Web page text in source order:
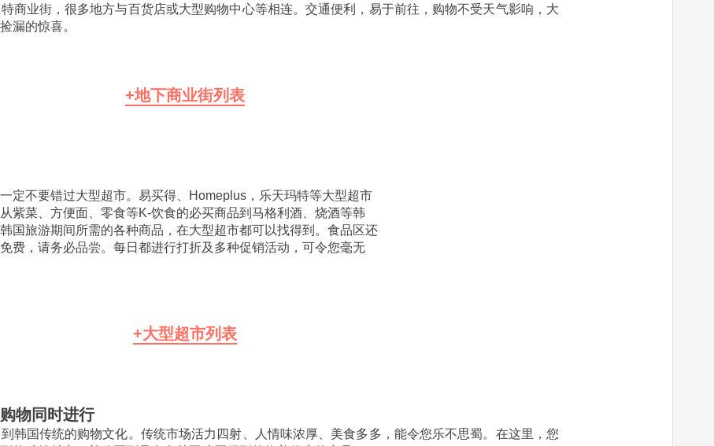
商业街，很多地方与百货店或大型购物中心等相连。交通便利，易于前往，购物不受天气影响，大
漏的惊喜。
+地下商业街列表
一定不要错过大型超市。易买得、Homeplus，乐天玛特等大型超市
从紫菜、方便面、零食等K-饮食的必买商品到马格利酒、烧酒等韩
韩国旅游期间所需的各种商品，在大型超市都可以找得到。食品区还
免费，请务必品尝。每日都进行打折及多种促销活动，可令您毫无
+大型超市列表
物同时进行
韩国传统的购物文化。传统市场活力四射、人情味浓厚、美食多多，能令您乐不思蜀。在这里，您